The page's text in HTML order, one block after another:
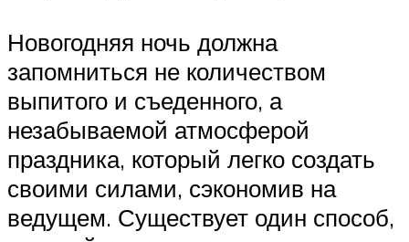
Новогодняя ночь должна
запомниться не количеством
выпитого и съеденного, а
незабываемой атмосферой
праздника, который легко создать
своими силами, сэкономив на
ведущем. Существует один способ,